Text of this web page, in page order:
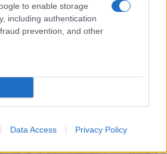
to enable storage
including authentication
prevention, and other
Data Access Privacy Policy
cura delle piante: pratici e di